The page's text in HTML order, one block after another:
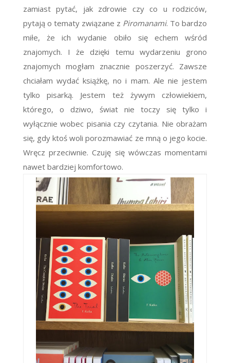
zamiast pytać, jak zdrowie czy co u rodziców,
pytają o tematy związane z Piromanami. To bardzo
miłe, że ich wydanie obiło się echem wśród
znajomych. I że dzięki temu wydarzeniu grono
znajomych mogłam znacznie poszerzyć. Zawsze
chciałam wydać książkę, no i mam. Ale nie jestem
tylko pisarką. Jestem też żywym człowiekiem,
którego, o dziwo, świat nie toczy się tylko i
wyłącznie wobec pisania czy czytania. Nie obrażam
się, gdy ktoś woli porozmawiać ze mną o jego kocie.
Wręcz przeciwnie. Czuję się wówczas momentami
nawet bardziej komfortowo.